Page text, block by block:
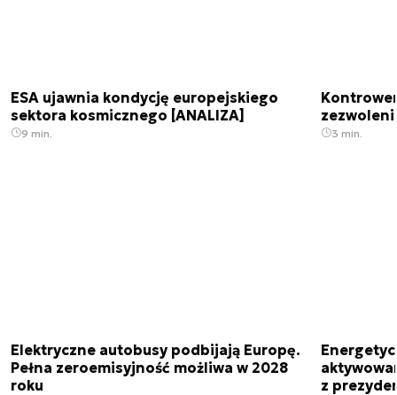
ESA ujawnia kondycję europejskiego
sektora kosmicznego [ANALIZA]
9 min. 3 min.
Elektryczne autobusy podbijają Europę.
Pełna zeroemisyjność możliwa w 2028
roku
z